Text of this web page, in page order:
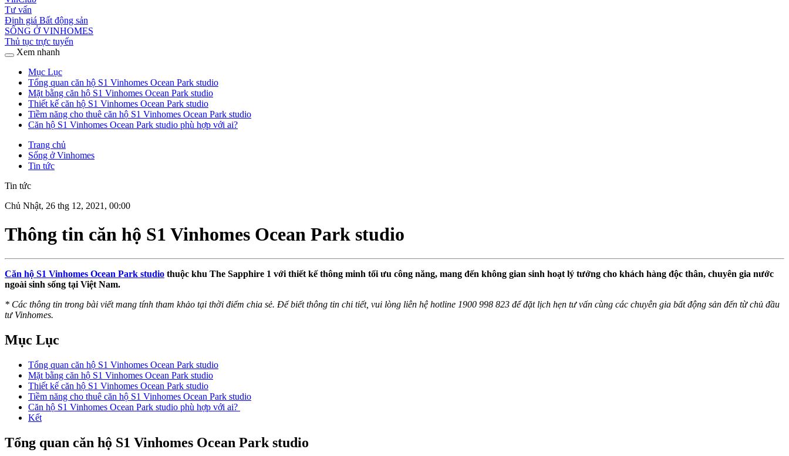
Tư vấn
Định giá Bất động sản
SỐNG Ở VINHOMES
Thủ tục trực tuyến
Xem nhanh
Mục Lục
Tổng quan căn hộ S1 Vinhomes Ocean Park studio
Mặt bằng căn hộ S1 Vinhomes Ocean Park studio
Thiết kế căn hộ S1 Vinhomes Ocean Park studio
Tiềm năng cho thuê căn hộ S1 Vinhomes Ocean Park studio
Căn hộ S1 Vinhomes Ocean Park studio phù hợp với ai?
Trang chủ
Sống ở Vinhomes
Tin tức
Tin tức
Chủ Nhật, 26 thg 12, 2021, 00:00
Thông tin căn hộ S1 Vinhomes Ocean Park studio
Căn hộ S1 Vinhomes Ocean Park studio thuộc khu The Sapphire 1 với thiết kế thông minh tối ưu công năng, mang đến không gian sinh hoạt lý tưởng cho khách hàng độc thân, chuyên gia nước
ngoài sinh sống tại Việt Nam.
* Các thông tin trong bài viết mang tính tham khảo tại thời điểm chia sẻ. Để biết thông tin chi tiết, vui lòng liên hệ hotline 1900 998 823 để đặt lịch hẹn tư vấn cùng các chuyên gia bất động sản đến từ chủ đầu
tư Vinhomes.
Mục Lục
Tổng quan căn hộ S1 Vinhomes Ocean Park studio
Mặt bằng căn hộ S1 Vinhomes Ocean Park studio
Thiết kế căn hộ S1 Vinhomes Ocean Park studio
Tiềm năng cho thuê căn hộ S1 Vinhomes Ocean Park studio
Căn hộ S1 Vinhomes Ocean Park studio phù hợp với ai?
Kết
Tổng quan căn hộ S1 Vinhomes Ocean Park studio